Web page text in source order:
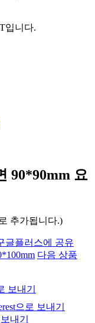
입니다.
90*90mm 요
추가됩니다.)
다음 상품